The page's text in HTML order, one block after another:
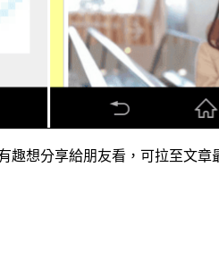
趣想分享給朋友看，可拉至文